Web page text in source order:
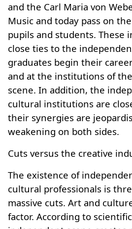
and the Carl Maria von
Music and today pass on
pupils and students. These
close ties to the
graduates begin their
and at the institutions of
scene. In addition, the
cultural institutions are
their synergies are
weakening on both sides.
Cuts versus the creative
The existence of
cultural professionals is
massive cuts. Art and
factor. According to